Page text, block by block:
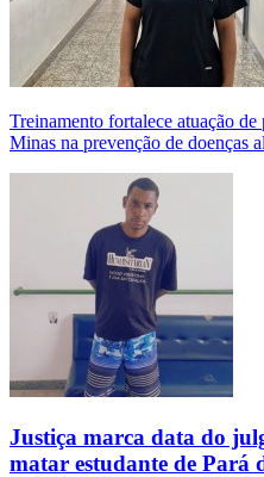
Treinamento fortalece atuação
Minas na prevenção de doenças
Justiça marca data do
matar estudante de Pará